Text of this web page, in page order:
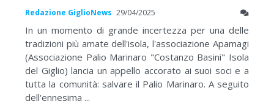
Redazione GiglioNews 29/04/2025
In un momento di grande incertezza per una delle
tradizioni più amate dell'isola, l'associazione Apamagi
(Associazione Palio Marinaro "Costanzo Basini" Isola
del Giglio) lancia un appello accorato ai suoi soci e a
tutta la comunità: salvare il Palio Marinaro. A seguito
dell'ennesima ...